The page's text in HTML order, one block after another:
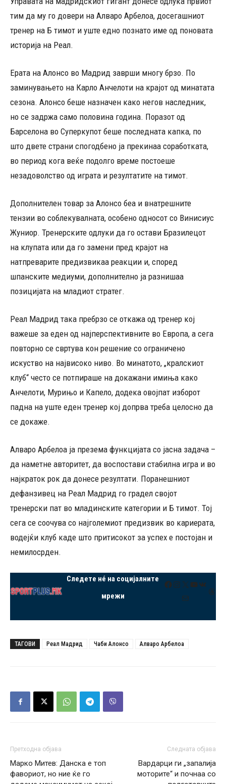
тим да му го довери на Алваро Арбелоа, досегашниот
тренер на Б тимот и уште едно познато име од поновата
историја на Реал.
Ерата на Алонсо во Мадрид заврши многу брзо. По
заминувањето на Карло Анчелоти на крајот од минатата
сезона. Алонсо беше назначен како негов наследник,
но се задржа само половина година. Поразот од
Барселона во Суперкупот беше последната капка, по
што двете страни спогодбено ја прекинаа соработката,
во период кога веќе подолго време постоеше
незадоволство од играта и резултатите на тимот.
Дополнителен товар за Алонсо беа и внатрешните
тензии во соблекувалната, особено односот со Винисиус
Жуниор. Тренерските одлуки да го остави Бразилецот
на клупата или да го замени пред крајот на
натпреварите предизвикаа реакции и, според
шпанските медиуми, дополнително ја разнишаа
позицијата на младиот стратег.
Реал Мадрид така пребрзо се откажа од тренер кој
важеше за еден од најперспективните во Европа, а сега
повторно се свртува кон решение со ограничено
искуство на највисоко ниво. Во минатото, „кралскиот
клуб“ често се потпираше на докажани имиња како
Анчелоти, Мурињо и Капело, додека овојпат изборот
падна на уште еден тренер кој допрва треба целосно да
се докаже.
Алваро Арбелоа ја презема функцијата со јасна задача –
да наметне авторитет, да воспостави стабилна игра и во
најкраток рок да донесе резултати. Поранешниот
дефанзивец на Реал Мадрид го градел својот
тренерски пат во младинските категории и Б тимот. Тој
сега се соочува со најголемиот предизвик во кариерата,
водејќи клуб каде што притисокот за успех е постојан и
немилосрден.
Следете нé на социјалните
мрежи
Facebook
Instagram
X YouTube
VK
Mail
ТАГОВИ Реал Мадрид Чаби Алонсо Алваро Арбелоа
Претходна објава
Марко Митев: Данска е топ
фавориот, но ние ќе го
Следната објава
Вардарци ги „запалија
моторите“ и почнаа со